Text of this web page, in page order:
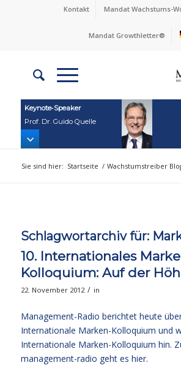
Kontakt Mandat Wachstums-
Mandat Growthletter®
Keynote‑Speaker
Prof. Dr. Guido Quelle
Sie sind hier: Startseite / Wachstumstreiber
Schlagwortarchiv für:
10. Internationales
Kolloquium: Auf der
22. November 2012 / in
Management-Radio berichtet heute
Internationale Marken-Kolloquium und
Internationale Marken-Kolloquium hin.
management-radio geht es hier.